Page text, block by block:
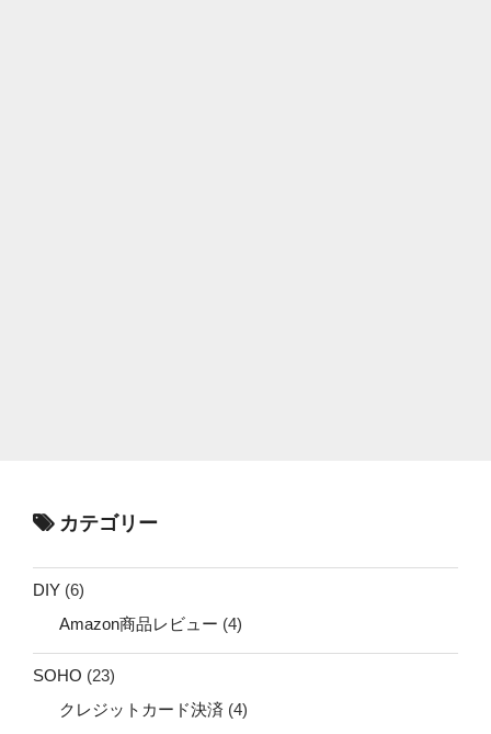
カテゴリー
DIY (6)
Amazon商品レビュー (4)
SOHO (23)
クレジットカード決済 (4)